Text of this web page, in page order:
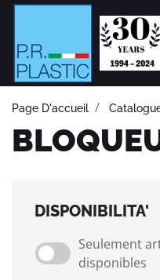
Page D'accueil
DISPONIBILITA'
Seulement
disponibles
SEULEMENT ARTICLES